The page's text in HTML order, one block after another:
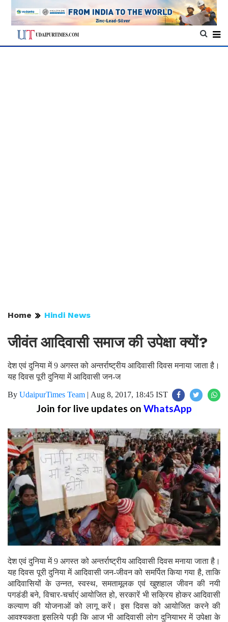
Home Hindi News
जीवंत आदिवासी समाज की उपेक्षा क्यों?
देश एवं दुनिया में 9 अगस्त को अन्तर्राष्ट्रीय आदिवासी दिवस मनाया जाता है।
यह दिवस पूरी दुनिया में आदिवासी जन-ज
By UdaipurTimes Team | Aug 8, 2017, 18:45 IST
Join for live updates on WhatsApp
देश एवं दुनिया में 9 अगस्त को अन्तर्राष्ट्रीय आदिवासी दिवस मनाया जाता है।
यह दिवस पूरी दुनिया में आदिवासी जन-जीवन को समर्पित किया गया है, ताकि
आदिवासियों के उन्नत, स्वस्थ, समतामूलक एवं खुशहाल जीवन की नयी
पगडंडी बने, विचार-चर्चाएं आयोजित हो, सरकारें भी सक्रिय होकर आदिवासी
कल्याण की योजनाओं को लागू करें। इस दिवस को आयोजित करने की
आवश्यकता इसलिये पड़ी कि आज भी आदिवासी लोग दुनियाभर में उपेक्षा के